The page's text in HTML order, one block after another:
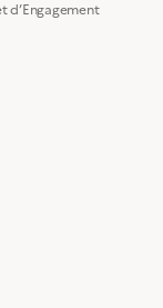
d’Engagement